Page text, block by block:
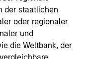
der staatlichen
oder regionaler
und
die Weltbank, der
beständige
10% der Produkte in
nächsten 22,5% 4
die nächsten 22,5% 2
Das Morningstar-